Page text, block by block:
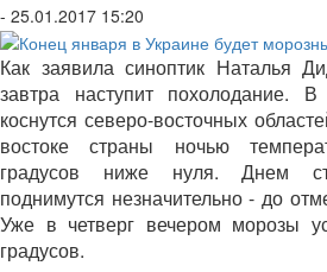
- 25.01.2017 15:20
Как заявила синоптик Наталья
завтра наступит похолодание.
коснутся северо-восточных
востоке страны ночью
градусов ниже нуля. Днем
поднимутся незначительно - до
Уже в четверг вечером морозы
градусов.